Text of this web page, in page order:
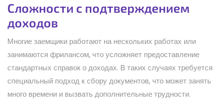
Сложности с подтверждением
доходов
Многие заемщики работают на нескольких работах или
занимаются фрилансом, что усложняет предоставление
стандартных справок о доходах. В таких случаях требуется
специальный подход к сбору документов, что может занять
много времени и вызвать дополнительные трудности.